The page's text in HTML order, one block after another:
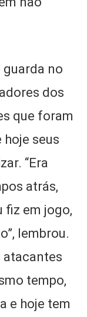
guarda no
dos
que foram
hoje seus
“Era
atrás,
fiz em jogo,
lembrou.
atacantes
tempo,
e hoje tem